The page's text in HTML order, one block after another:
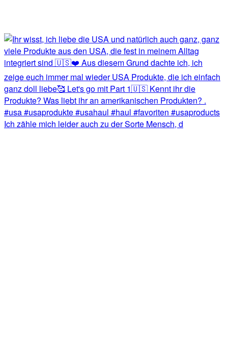
Ich zähle mich leider auch zu der Sorte Mensch, d